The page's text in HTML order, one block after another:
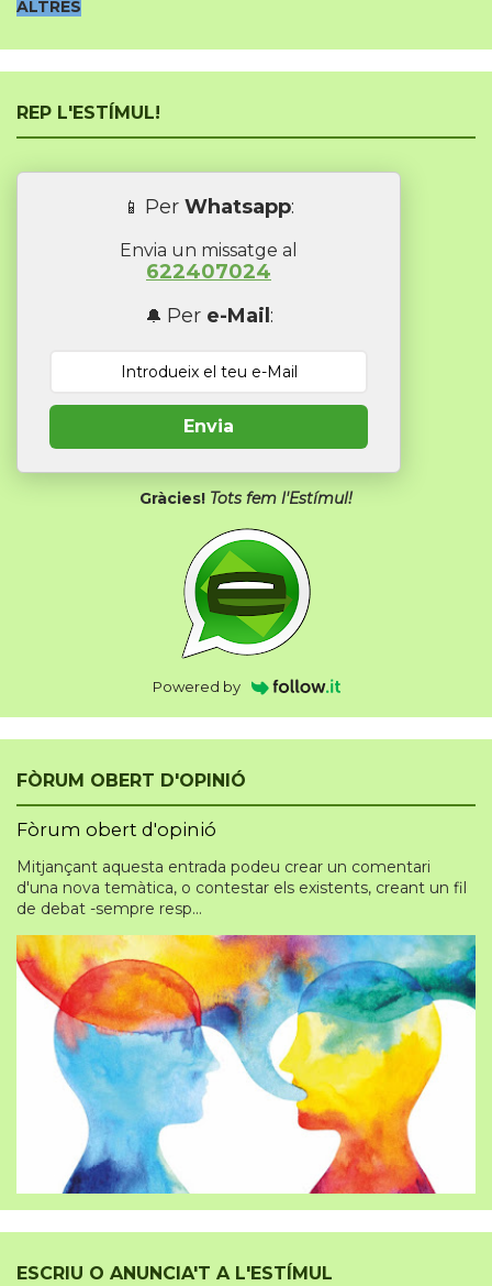
ALTRES
REP L'ESTÍMUL!
📱 Per Whatsapp:
Envia un missatge al
622407024
🔔 Per e-Mail :
Envia
Gràcies! Tots fem l'Estímul!
Powered by
FÒRUM OBERT D'OPINIÓ
Fòrum obert d'opinió
Mitjançant aquesta entrada podeu crear un comentari
d'una nova temàtica, o contestar els existents, creant un fil
de debat -sempre resp...
ESCRIU O ANUNCIA'T A L'ESTÍMUL